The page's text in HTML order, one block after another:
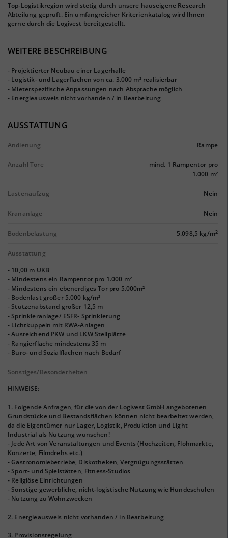
Top-Logistikregion wird stetig durch unsere hauseigene Research
Abteilung geprüft. Ein umfangreicher Kriterienkatalog wird Ihnen
gerne durch die Logivest bereitgestellt.
WEITERE BESCHREIBUNG
- Projektierter Neubau einer Lagerhalle
- Logistik- und Lagerflächen von ca. 3.000 m² realisierbar
- Mieterspezifische Anpassungen nach Absprache möglich
- Energieausweis nicht vorhanden / in Bearbeitung
AUSSTATTUNG
Andienung Rampe
Anzahl Tore
mind. 1 Rampentor pro
1.000 m²
Lastenaufzug Nein
Krananlage Nein
Bodenbelastung 5.098,5 kg/m2
Ausstattung
- 10,00 m UKB
- Mindestens ein Rampentor pro 1.000 m²
- Mindestens ein ebenerdiges Tor pro 5.000m²
- Bodenlast größer 5.000 kg/m²
- Stützenabstand größer 12,5 m
- Sprinkleranlage/ ESFR- Sprinklerung
- Lichtkuppeln mit RWA-Anlagen
- Ausreichend PKW und LKW Stellplätze
- Rangierfläche mindestens 35 m
- Büro- und Sozialflächen nach Bedarf
Sonstiges/Besonderheiten
HINWEISE:
1. Folgende Anfragen, für die von der Logivest GmbH angebotenen
Grundstücke und Bestandsflächen können nicht bearbeitet werden,
da die Eigentümer nur Lager, Logistik, Produktion und Light
Industrial als Nutzung wünschen!
- Jede Art von Veranstaltungen und Events (Hochzeiten, Flohmärkte,
Konzerte, Filmdrehs etc.)
- Gastronomiebetriebe, Diskotheken, Vergnügungsstätten
- Sport- und Spielstätten, Fitness-Studios
- Religiöse Einrichtungen
- Sonstige gewerbliche, nicht-logistische Nutzung wie Hundeschulen
- Nutzung zu Wohnzwecken
2. Energieausweis nicht vorhanden / in Bearbeitung
3. Provisionsregelung